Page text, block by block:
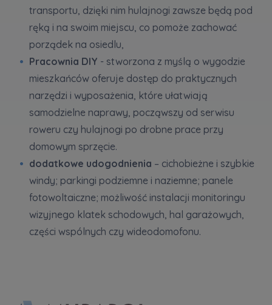
transportu, dzięki nim hulajnogi zawsze będą pod
ręką i na swoim miejscu, co pomoże zachować
porządek na osiedlu,
Pracownia DIY - stworzona z myślą o wygodzie
mieszkańców oferuje dostęp do praktycznych
narzędzi i wyposażenia, które ułatwiają
samodzielne naprawy, począwszy od serwisu
roweru czy hulajnogi po drobne prace przy
domowym sprzęcie.
dodatkowe udogodnienia – cichobieżne i szybkie
windy; parkingi podziemne i naziemne; panele
fotowoltaiczne; możliwość instalacji monitoringu
wizyjnego klatek schodowych, hal garażowych,
części wspólnych czy wideodomofonu.